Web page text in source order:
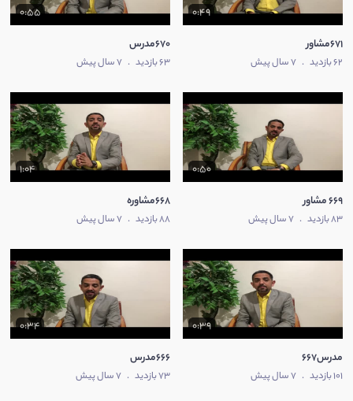
0:49
671مشاور
62 بازدید . 7 سال پیش
0:55
670مدرس
63 بازدید . 7 سال پیش
0:50
669 مشاور
83 بازدید . 7 سال پیش
1:04
668مشاوره
88 بازدید . 7 سال پیش
0:39
مدرس667
101 بازدید . 7 سال پیش
0:34
666مدرس
73 بازدید . 7 سال پیش